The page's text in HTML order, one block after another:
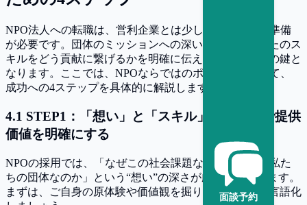
面談予約
NPO法人への転職は、営利企業とは少し異なる視点と準備
が必要です。団体のミッションへの深い共感と、あなたのス
キルをどう貢献に繋げるかを明確に伝えることが成功の鍵と
なります。ここでは、NPOならではのポイントに絞って、
成功への4ステップを具体的に解説します。
4.1 STEP1：「想い」と「スキル」の棚卸しで提供
価値を明確にする
NPOの採用では、「なぜこの社会課題なのか」「なぜ私た
ちの団体なのか」という“想い”の深さが厳しく問われます。
まずは、ご自身の原体験や価値観を掘り下げ、想いを言語化